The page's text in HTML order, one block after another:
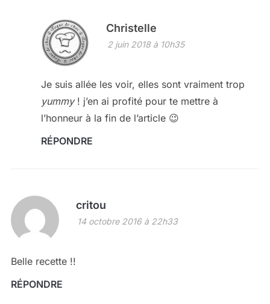
Christelle
2 juin 2018 à 10h35
Je suis allée les voir, elles sont vraiment trop
yummy! j’en ai profité pour te mettre à
l’honneur à la fin de l’article 😉
RÉPONDRE
critou
14 octobre 2016 à 22h33
Belle recette !!
RÉPONDRE